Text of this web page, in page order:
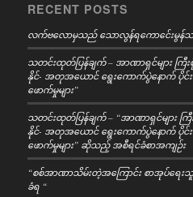
RECENT POSTS
လက်ဗလောမှသည် သောလွန်ရကောင်ေးမွ
သတင်းထုတ်ပြန်ချက် – အာဏာရှင်များ က
နိုင်- အတုအယောင် ရွေးကောက်ပွဲနောက် ပိုင်
ဖောက်မှုများ”
သတင်းထုတ်ပြန်ချက် – “အာဏာရှင်များ က
နိုင်- အတုအယောင် ရွေးကောက်ပွဲနောက် ပိုင်
ဖောက်မှုများ” ဆိုသည့် အစီရင်ခံစာအကျဉ်း
“စစ်အာဏာသိမ်းတဲ့အကြောင်း စာအုပ်ရေး
ခံရ “